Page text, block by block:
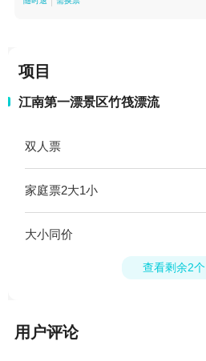
项目
江南第一漂景区竹筏漂流
双人票
家庭票2大1小
大小同价
查看剩余2个
用户评论